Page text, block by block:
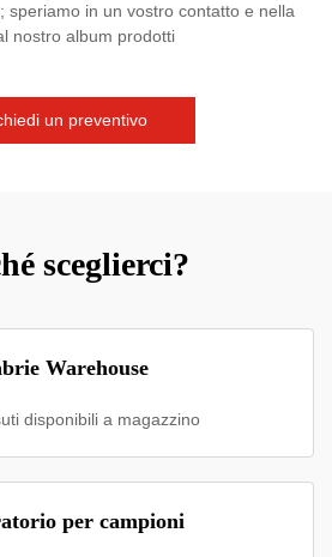
speriamo in un vostro contatto e nella
nostro album prodotti
un preventivo
sceglierci?
Warehouse
disponibili a magazzino
per campioni